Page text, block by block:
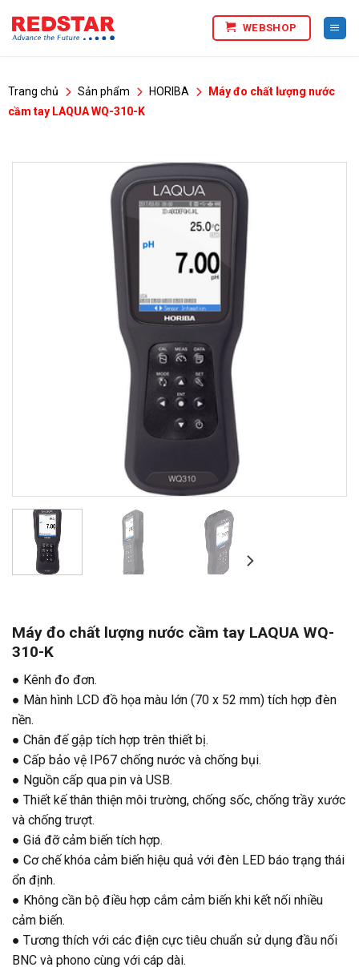
qua
WEBSHOP
Trang chủ Sản phẩm HORIBA
Máy đo chất lượng nước
cầm tay LAQUA WQ-310-K
Máy đo chất lượng nước cầm tay LAQUA WQ-
310-K
● Kênh đo đơn.
● Màn hình LCD đồ họa màu lớn (70 x 52 mm) tích hợp đèn
nền.
● Chân đế gập tích hợp trên thiết bị.
● Cấp bảo vệ IP67 chống nước và chống bụi.
● Nguồn cấp qua pin và USB.
● Thiết kế thân thiện môi trường, chống sốc, chống trầy xước
và chống trượt.
● Giá đỡ cảm biến tích hợp.
● Cơ chế khóa cảm biến hiệu quả với đèn LED báo trạng thái
ổn định.
● Không cần bộ điều hợp cắm cảm biến khi kết nối nhiều
cảm biến.
● Tương thích với các điện cực tiêu chuẩn sử dụng đầu nối
BNC và phono cùng với cáp dài.